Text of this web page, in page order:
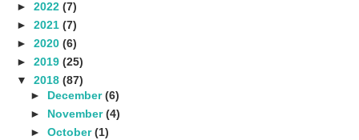
► 2022 (7)
► 2021 (7)
► 2020 (6)
► 2019 (25)
▼ 2018 (87)
► December(6)
► November(4)
► October(1)